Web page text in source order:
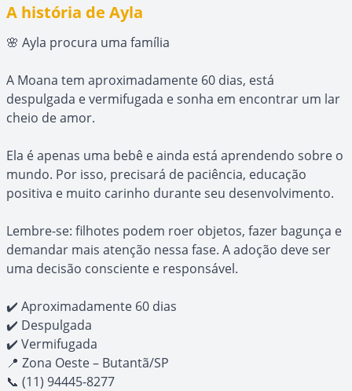
A história de Ayla
🌸 Ayla procura uma família
A Moana tem aproximadamente 60 dias, está
despulgada e vermifugada e sonha em encontrar um lar
cheio de amor.
Ela é apenas uma bebê e ainda está aprendendo sobre o
mundo. Por isso, precisará de paciência, educação
positiva e muito carinho durante seu desenvolvimento.
Lembre-se: filhotes podem roer objetos, fazer bagunça e
demandar mais atenção nessa fase. A adoção deve ser
uma decisão consciente e responsável.
✔️ Aproximadamente 60 dias
✔️ Despulgada
✔️ Vermifugada
📍 Zona Oeste – Butantã/SP
📞 (11) 94445-8277